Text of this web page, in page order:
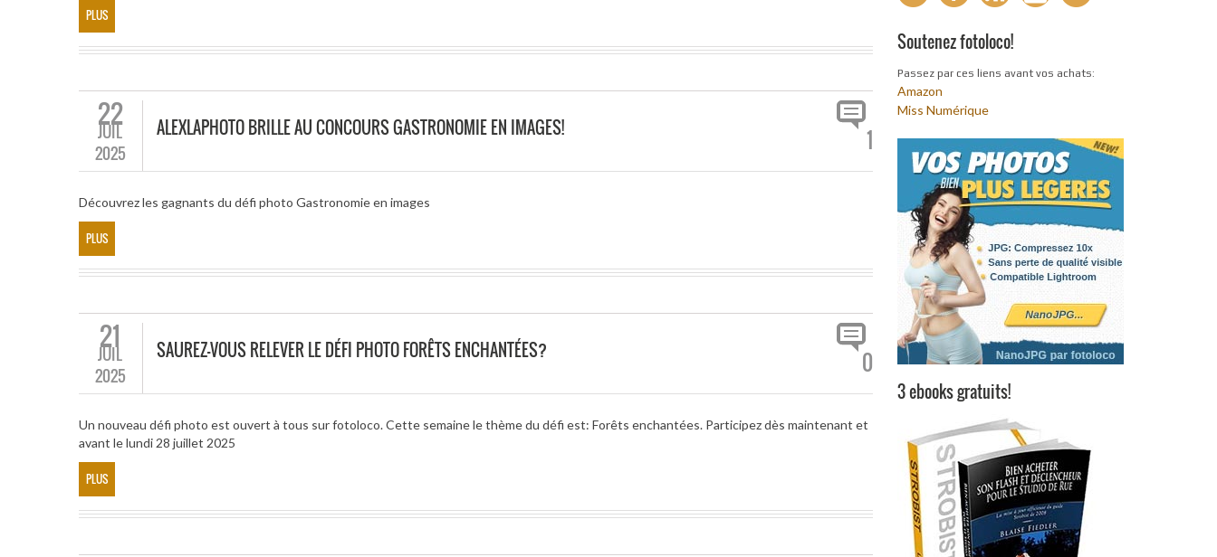
PLUS
22
JUIL
2025
ALEXLAPHOTO BRILLE AU CONCOURS GASTRONOMIE EN IMAGES! 1
Découvrez les gagnants du défi photo Gastronomie en images
PLUS
21
JUIL
2025
SAUREZ-VOUS RELEVER LE DÉFI PHOTO FORÊTS ENCHANTÉES? 0
Un nouveau défi photo est ouvert à tous sur fotoloco. Cette semaine le thème du défi est: Forêts enchantées. Participez dès maintenant et
avant le lundi 28 juillet 2025
PLUS
Soutenez fotoloco!
Passez par ces liens avant vos achats:
Amazon
Miss Numérique
3 ebooks gratuits!